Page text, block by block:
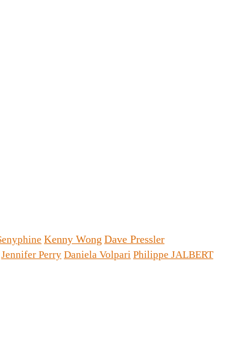
Kenny Wong Dave Pressler
Jennifer Perry Daniela Volpari Philippe JALBERT